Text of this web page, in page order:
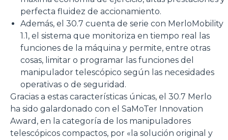
perfecta fluidez de accionamiento.
Además, el 30.7 cuenta de serie con MerloMobility
1.1, el sistema que monitoriza en tiempo real las
funciones de la máquina y permite, entre otras
cosas, limitar o programar las funciones del
manipulador telescópico según las necesidades
operativas o de seguridad.
Gracias a estas características únicas, el 30.7 Merlo
ha sido galardonado con el SaMoTer Innovation
Award, en la categoría de los manipuladores
telescópicos compactos, por «la solución original y